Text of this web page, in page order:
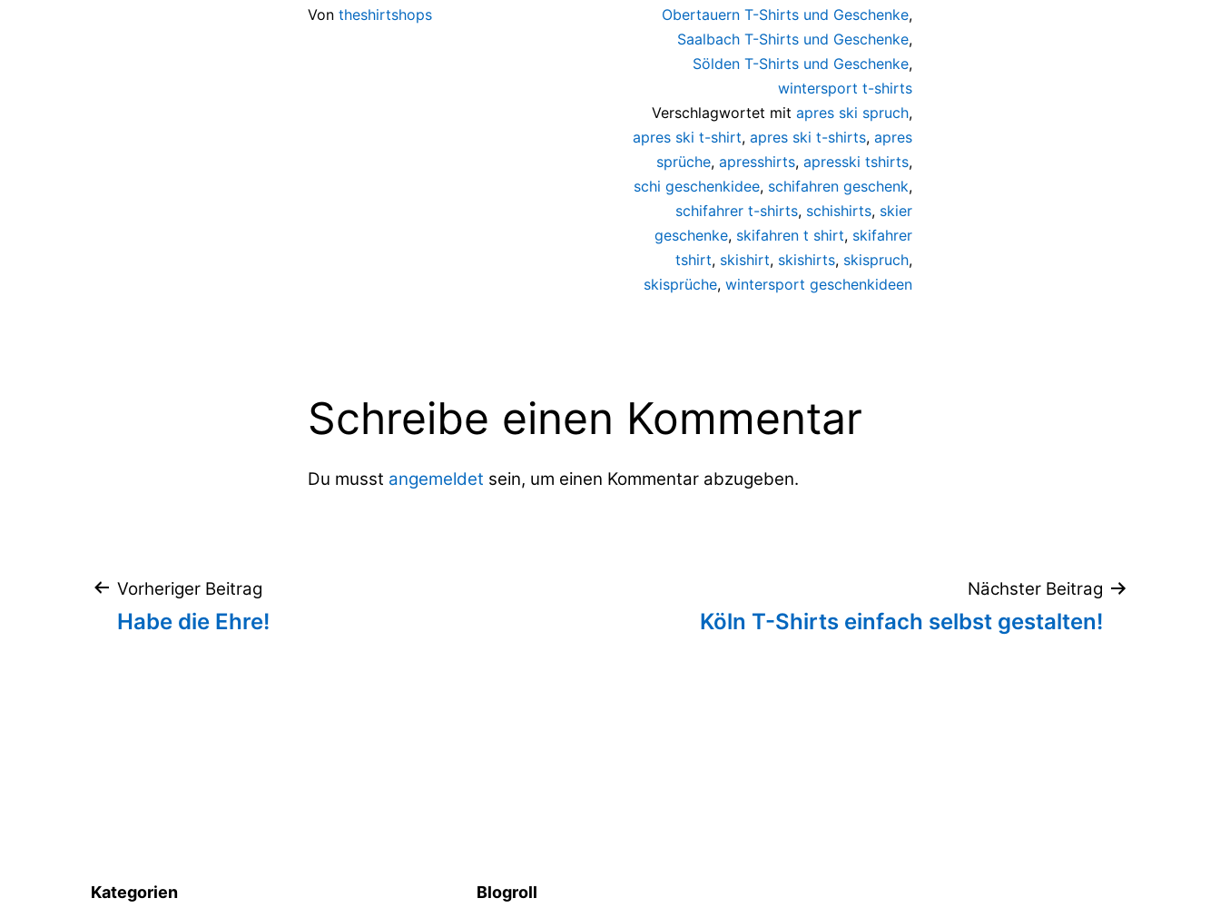
Von theshirtshops
Obertauern T-Shirts und Geschenke,
Saalbach T-Shirts und Geschenke,
Sölden T-Shirts und Geschenke,
wintersport t-shirts
Verschlagwortet mit apres ski spruch,
apres ski t-shirt, apres ski t-shirts, apres
sprüche, apresshirts, apresski tshirts,
schi geschenkidee, schifahren geschenk,
schifahrer t-shirts, schishirts, skier
geschenke, skifahren t shirt, skifahrer
tshirt, skishirt, skishirts, skispruch,
skisprüche, wintersport geschenkideen
Schreibe einen Kommentar
Du musst angemeldet sein, um einen Kommentar abzugeben.
Beitragsnavigation
Vorheriger Beitrag
Habe die Ehre!
Nächster Beitrag
Köln T-Shirts einfach selbst gestalten!
Kategorien Blogroll